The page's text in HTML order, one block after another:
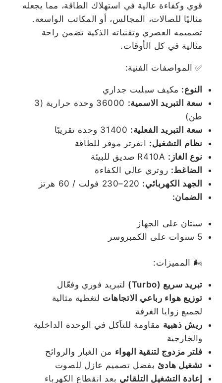
قوي وكفاءة عالية في استهلاك الطاقة، مما يجعله
مثاليًا للصالات، المجالس، أو المكاتب الواسعة.
تصميمه العصري وتقنياته الذكية تضمن راحة
مثالية في كل الأوقات.
✅ المواصفات الفنية:
النوع: مكيف سبليت جداري
سعة التبريد الاسمية:
36000 وحدة حرارية (3
طن)
سعة التبريد الفعلية:
نظام التشغيل: انفرتر موفر للطاقة
نوع الغاز:
الضاغط: روتري عالي الكفاءة
الجهد الكهربائي:
الضمان:
سنتان على الجهاز
5 سنوات على الكمبروسر
🌬️ المميزات:
تبريد سريع (Turbo)
لتبريد فوري وفعّال
توزيع هواء رباعي الاتجاهات لتغطية مثالية
لجميع زوايا الغرفة
ريش ذهبية مقاومة للتآكل في الوحدة الداخلية
والخارجية
فلتر مزدوج لتنقية الهواء من الغبار والروائح
تشغيل هادئ بفضل تصميم عازل للصوت
إعادة التشغيل التلقائي بعد انقطاع الكهرباء